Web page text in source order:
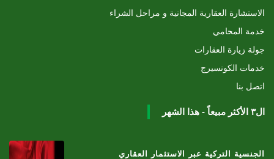
الاستشارة العقارية المجانية و مراحل الشراء
خدمة المحامي
جولة زيارة العقارات
خدمات الكونسيرج
اتصل بنا
ال٣ الأكثر مبيعاً - هذا الشهر
الجنسية التركية عبر الاستثمار العقاري